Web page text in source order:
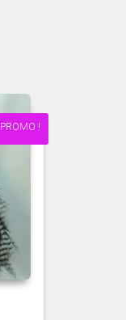
PROMO !